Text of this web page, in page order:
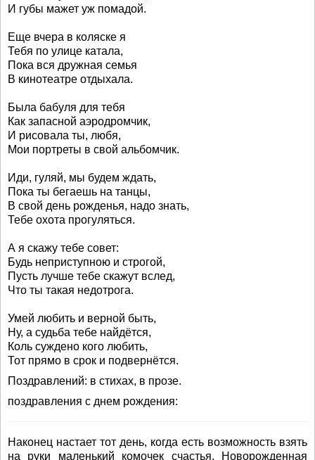
И губы мажет уж помадой.
Еще вчера в коляске я
Тебя по улице катала,
Пока вся дружная семья
В кинотеатре отдыхала.
Была бабуля для тебя
Как запасной аэродромчик,
И рисовала ты, любя,
Мои портреты в свой альбомчик.
Иди, гуляй, мы будем ждать,
Пока ты бегаешь на танцы,
В свой день рожденья, надо знать,
Тебе охота прогуляться.
А я скажу тебе совет:
Будь неприступною и строгой,
Пусть лучше тебе скажут вслед,
Что ты такая недотрога.
Умей любить и верной быть,
Ну, а судьба тебе найдётся,
Коль суждено кого любить,
Тот прямо в срок и подвернётся.
Поздравлений: в стихах, в прозе.
поздравления с днем рождения:
Наконец настает тот день, когда есть возможность взять
на руки маленький комочек счастья. Новорожденная